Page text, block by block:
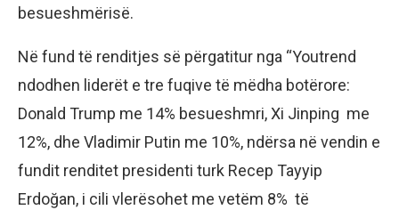
besueshmërisë.
Në fund të renditjes së përgatitur nga “Youtrend
ndodhen liderët e tre fuqive të mëdha botërore:
Donald Trump me 14% besueshmri, Xi Jinping me
12%, dhe Vladimir Putin me 10%, ndërsa në vendin e
fundit renditet presidenti turk Recep Tayyip
Erdoğan, i cili vlerësohet me vetëm 8% të